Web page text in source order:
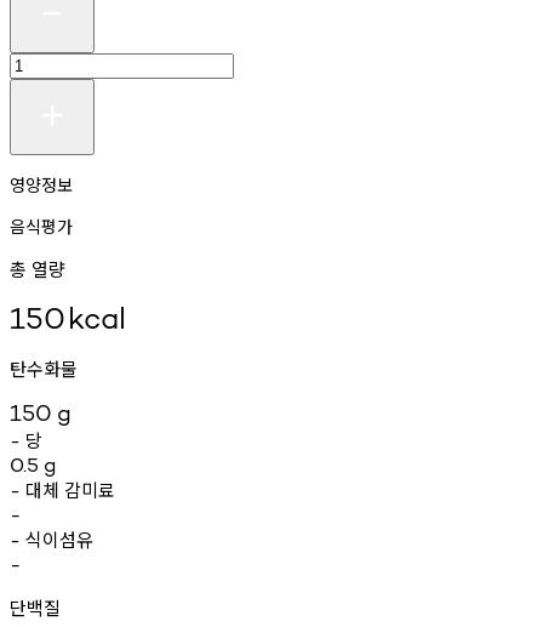
영양정보
음식평가
총 열량
150kcal
탄수화물
150 g
- 당
0.5 g
- 대체 감미료
-
- 식이섬유
-
단백질